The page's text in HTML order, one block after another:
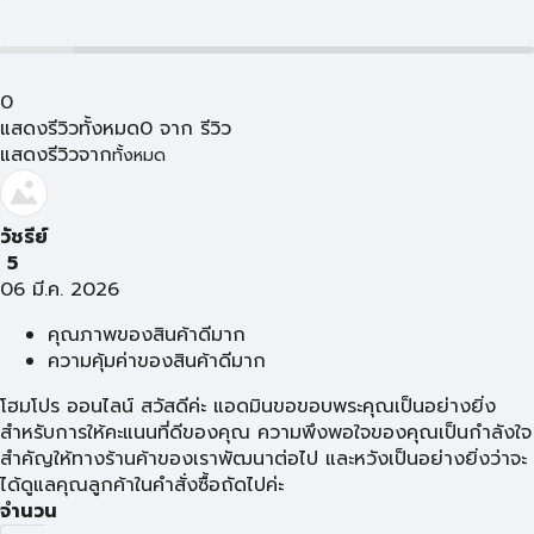
0
แสดงรีวิวทั้งหมด0 จาก รีวิว
แสดงรีวิวจากทั้งหมด
วัชรีย์
5
06 มี.ค. 2026
คุณภาพของสินค้าดีมาก
ความคุ้มค่าของสินค้าดีมาก
โฮมโปร ออนไลน์ สวัสดีค่ะ แอดมินขอขอบพระคุณเป็นอย่างยิ่ง
สำหรับการให้คะแนนที่ดีของคุณ ความพึงพอใจของคุณเป็นกำลังใจ
สำคัญให้ทางร้านค้าของเราพัฒนาต่อไป และหวังเป็นอย่างยิ่งว่าจะ
ได้ดูแลคุณลูกค้าในคำสั่งซื้อถัดไปค่ะ
จำนวน